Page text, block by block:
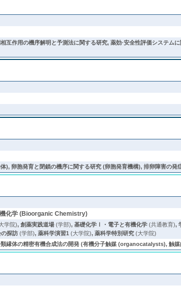
互作用の機序解明と予測法に関する研究, 薬効·安全性評価システム
), 卵胞発育と閉鎖の機序に関する研究 (卵胞発育機構), 排卵障害の
化学 (Bioorganic Chemistry)
学院),創薬実践道場 (学部),基礎化学Ⅰ・電子と有機化学 (共通教育),
探訪 (学部),薬科学演習1 (大学院),薬科学特別研究 (大学院)
縁体の精密有機合成法の開発 (有機分子触媒 (organocatalysts), 触